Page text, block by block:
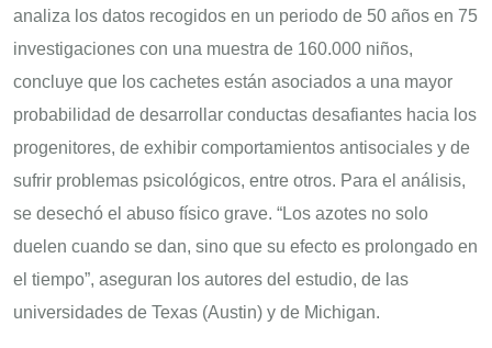
analiza los datos recogidos en un periodo de 50 años en 75
investigaciones con una muestra de 160.000 niños,
concluye que los cachetes están asociados a una mayor
probabilidad de desarrollar conductas desafiantes hacia los
progenitores, de exhibir comportamientos antisociales y de
sufrir problemas psicológicos, entre otros. Para el análisis,
se desechó el abuso físico grave. “Los azotes no solo
duelen cuando se dan, sino que su efecto es prolongado en
el tiempo”, aseguran los autores del estudio, de las
universidades de Texas (Austin) y de Michigan.